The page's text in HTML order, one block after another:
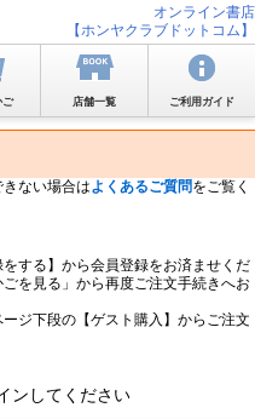
オンライン書店
【ホンヤクラブドットコム】
ご 店舗一覧 ご利用ガイド
ない場合はよくあるご質問をご覧く
する】から会員登録をお済ませくだ
を見る」から再度ご注文手続きへお
ージ下段の【ゲスト購入】からご注文
ンしてください